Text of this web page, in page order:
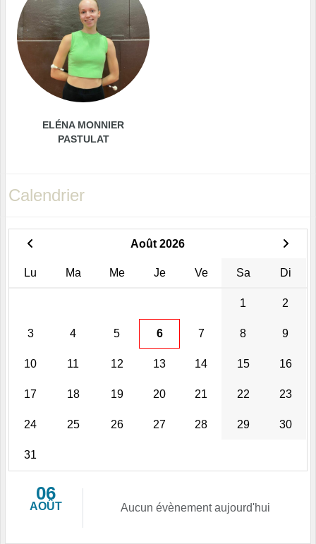
ELÉNA MONNIER
PASTULAT
Calendrier
Août 2026
Lu Ma Me Je Ve Sa Di
1 2
3 4 5 6 7 8 9
10 11 12 13 14 15 16
17 18 19 20 21 22 23
24 25 26 27 28 29 30
31
06
AOÛT Aucun évènement aujourd'hui